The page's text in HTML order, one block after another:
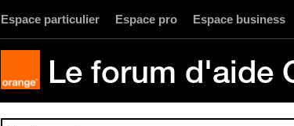
Espace particulier Espace pro Espace business
Le forum d'aide